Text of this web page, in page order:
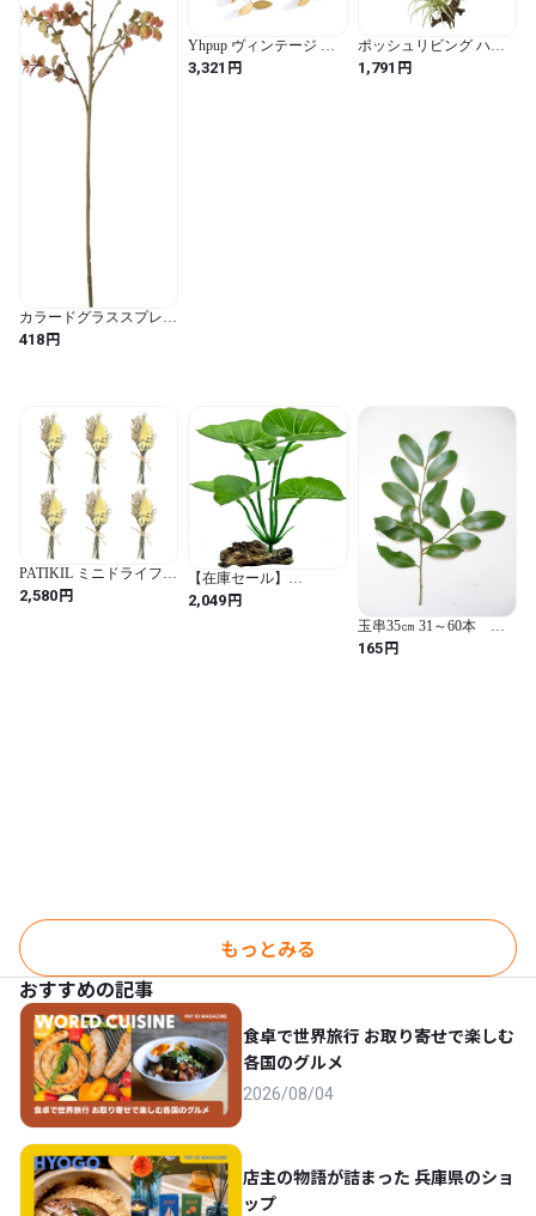
カラードグラススプレ
ー FG-5434 BR
4961823149023
418円
Yhpup ヴィンテージ レ
トロ 古い ステンレス 鋼
の 葉 ロング ハンギング
3,321 円
ポッシュリビング ハン
ギングエアープランツS
80915 グリーン
1,791 円
PATIKIL ミニドライフラ
ワーブーケ 6個入り 勿忘
草（ワスレナグサ）自然
2,580円
【在庫セール】
MUYYIKA 水槽用 人工
水草 仿真植物 飾り オー
2,049円
玉串35㎝ 31～60本 神
事用本榊
165円
もっとみる
おすすめの記事
食卓で世界旅行 お取り寄せで楽しむ
各国のグルメ
2026/08/04
店主の物語が詰まった 兵庫県のショ
ップ